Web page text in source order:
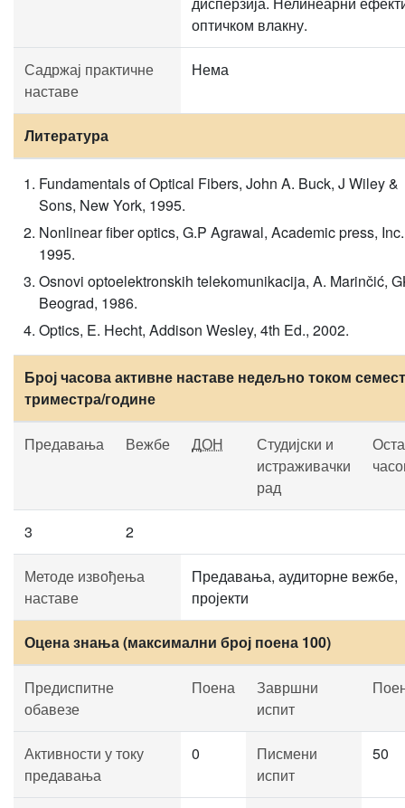
оптичком влакну.
Садржај практичне
наставе
Нема
Литература
Fundamentals of Optical Fibers, John A. Buck, J Wiley &
Sons, New York, 1995.
Nonlinear fiber optics, G.P Agrawal, Academic press,
1995.
Osnovi optoelektronskih telekomunikacija, A. Marinčić,
Beograd, 1986.
Optics, E. Hecht, Addison Wesley, 4th Ed., 2002.
Број часова активне наставе недељно током
триместра/године
Предавања Вежбе ДОН
Студијски и
истраживачки
рад
3 2
Методе извођења
наставе
Предавања, аудиторне вежбе,
пројекти
Оцена знања (максимални број поена 100)
Предиспитне
обавезе
Поена
Завршни
испит
Активности у току
предавања
0
Писмени
испит
50